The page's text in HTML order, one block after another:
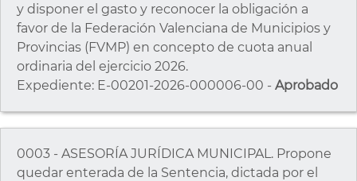
y disponer el gasto y reconocer la obligación a
favor de la Federación Valenciana de Municipios y
Provincias (FVMP) en concepto de cuota anual
ordinaria del ejercicio 2026.
Expediente: E-00201-2026-000006-00 - Aprobado
0003 - ASESORÍA JURÍDICA MUNICIPAL. Propone
quedar enterada de la Sentencia, dictada por el